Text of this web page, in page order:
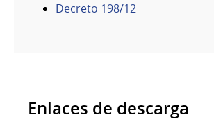
Decreto 198/12
Enlaces de descarga